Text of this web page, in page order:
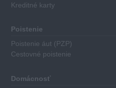
Kreditné karty
Poistenie
Poistenie áut (PZP)
Cestovné poistenie
Domácnosť